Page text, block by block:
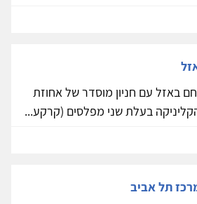
באזל עם חניון מוסדר של אחוזת
בעלת שני מפלסים (קרקע...
תל אביב